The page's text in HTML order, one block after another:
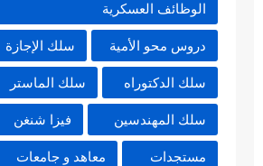
الوظائف العسكرية
دروس محو الأمية سلك الإجازة
سلك الدكتوراه سلك الماستر
سلك المهندسين فيزا شنغن
مستجدات معاهد و جامعات